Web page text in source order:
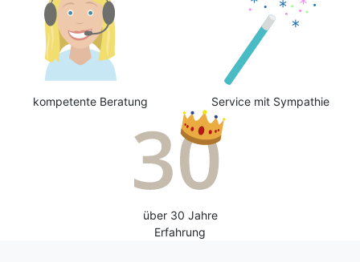
kompetente Beratung Service mit Sympathie
über 30 Jahre
Erfahrung